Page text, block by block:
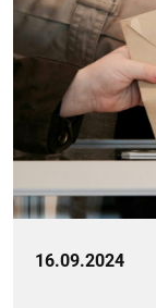
16.09.2024